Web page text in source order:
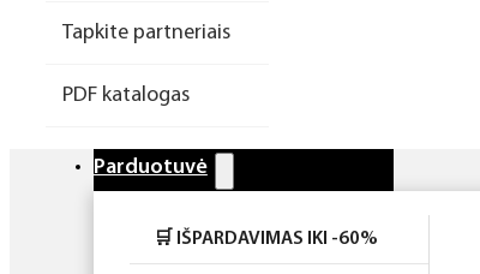
Rinkiniai
Tapkite partneriais
PDF katalogas
Parduotuvė
🛒 IŠPARDAVIMAS IKI -60%